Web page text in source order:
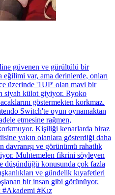
güvenen ve gürültülü bir
eğilimi var, ama derinlerde, onları
üzerinde '1UP' olan mavi bir
siyah külot giyiyor. Ryoko
göstermekten korkmaz.
Switch'te oyun oynamaktan
etmesine rağmen,
Kişiliği kenarlarda biraz
yakın olanlara gösterdiği daha
ve görünümü rahatlık
Muhtemelen fikrini söyleyen
düşündüğü konusunda çok fazla
ve gündelik kıyafetleri
bir insan gibi görünüyor.
#Akademi #Kız